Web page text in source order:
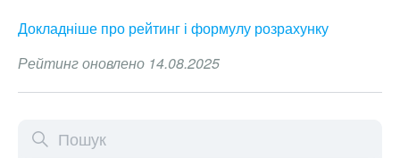
Докладніше про рейтинг і формулу розрахунку
Рейтинг оновлено 14.08.2025